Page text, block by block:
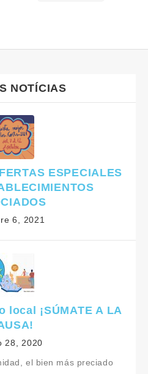
NOTÍCIAS
ESPECIALES
6, 2021
local ¡SÚMATE A LA
28, 2020
el bien más preciado